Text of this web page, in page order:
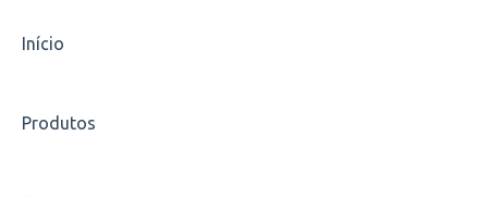
Estágios
Carreiras
Início
Produtos